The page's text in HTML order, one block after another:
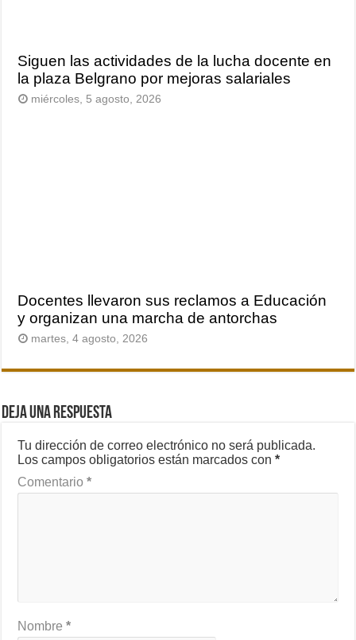
Siguen las actividades de la lucha docente en
la plaza Belgrano por mejoras salariales
miércoles, 5 agosto, 2026
Docentes llevaron sus reclamos a Educación
y organizan una marcha de antorchas
martes, 4 agosto, 2026
Deja una respuesta
Tu dirección de correo electrónico no será publicada.
Los campos obligatorios están marcados con*
Comentario*
Nombre*